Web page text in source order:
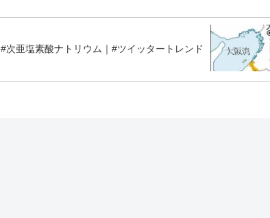
#次亜塩素酸ナトリウム｜#ツイッタートレンド